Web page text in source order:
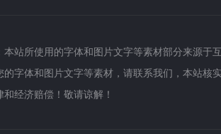
本站所使用的字体和图片文字等素材部分来源
的字体和图片文字等素材，请联系我们，本站
经济赔偿！敬请谅解！